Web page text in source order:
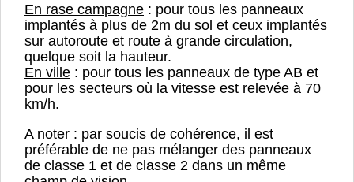
En rase campagne : pour tous les panneaux
implantés à plus de 2m du sol et ceux implantés
sur autoroute et route à grande circulation,
quelque soit la hauteur.
En ville : pour tous les panneaux de type AB et
pour les secteurs où la vitesse est relevée à 70
km/h.
A noter : par soucis de cohérence, il est
préférable de ne pas mélanger des panneaux
de classe 1 et de classe 2 dans un même